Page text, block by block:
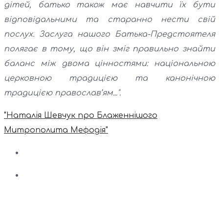
дітей, батько також має навчити їх бути
відповідальними та старанно нести свій
послух. Заслуга нашого Батька-Предстоятеля
полягає в тому, що він зміг правильно знайти
баланс між двома цінностями: національною
церковною традицією та канонічною
традицією православ’ям...".
"Наталія Шевчук про Блаженнішого
Митрополита Мефодія"